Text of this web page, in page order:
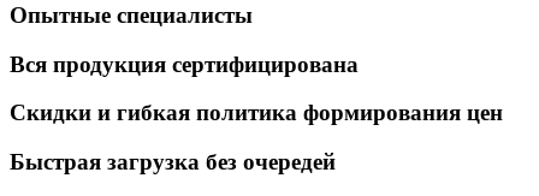
Опытные специалисты
Вся продукция сертифицирована
Скидки и гибкая политика формирования цен
Быстрая загрузка без очередей